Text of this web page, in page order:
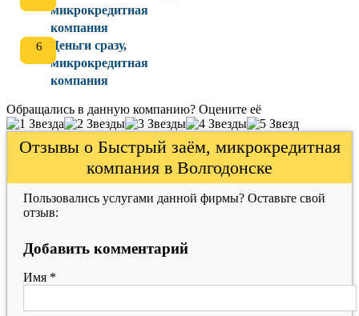
микрокредитная
компания
Деньги сразу,
микрокредитная
компания
Обращались в данную компанию? Оцените её
Отзывы о Быстрый заём, микрокредитная
компания в Волгодонске
Пользовались услугами данной фирмы? Оставьте свой
отзыв:
Добавить комментарий
Имя *